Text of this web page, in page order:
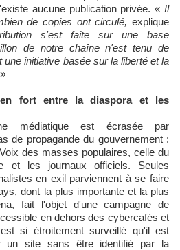
aucune publication privée. « Il
de copies ont circulé, explique
s'est faite sur une base
de notre chaîne n'est tenu de
initiative basée sur la liberté et la
»
fort entre la diaspora et les
médiatique est écrasée par
de propagande du gouvernement :
des masses populaires, celle du
et les journaux officiels. Seules
en exil parviennent à se faire
dont la plus importante et la plus
fait l'objet d'une campagne de
en dehors des cybercafés et
si étroitement surveillé qu'il est
un site sans être identifié par la